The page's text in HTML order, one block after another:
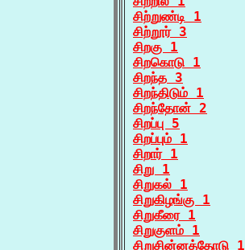
சிற்றுண்டி 1
சிற்றூர் 3
சிறகு 1
சிறகொடு 1
சிறந்த 3
சிறந்திடும் 1
சிறந்தோன் 2
சிறப்பு 5
சிறப்பும் 1
சிறார் 1
சிறு 1
சிறுகல் 1
சிறுகிழங்கு 1
சிறுகீரை 1
சிறுகுளம் 1
சிறுசின்னத்தோடு 1